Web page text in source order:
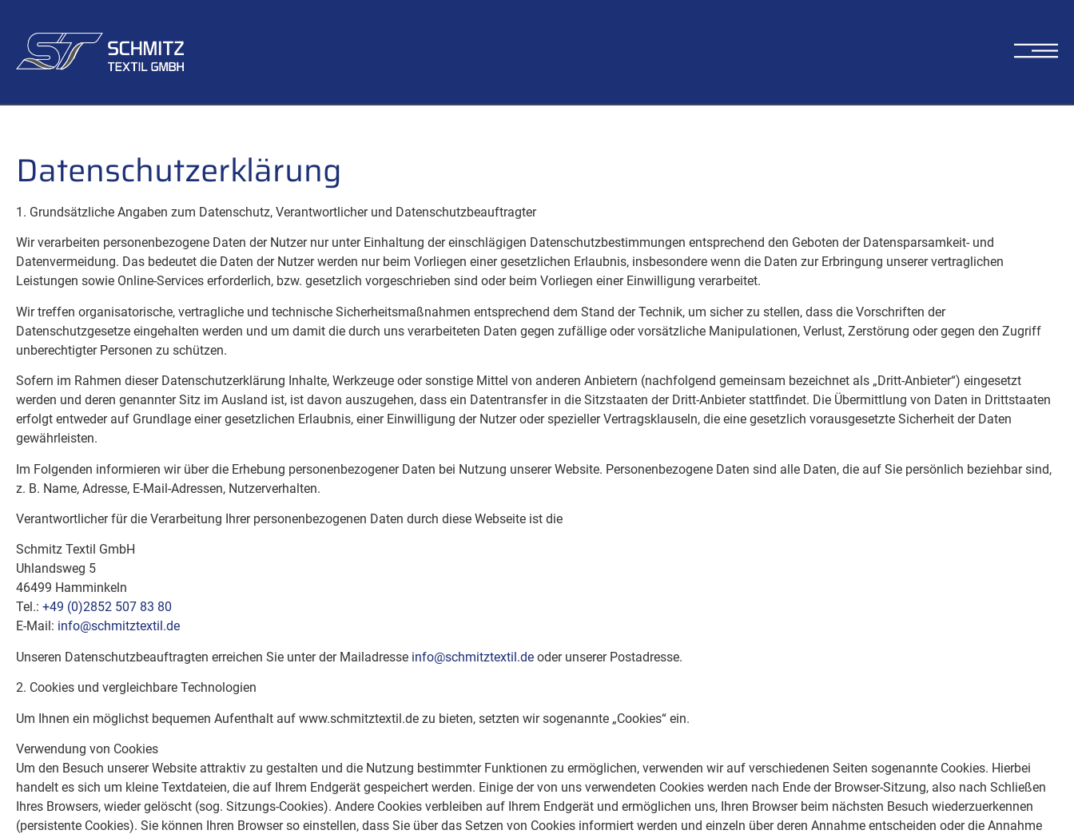
Datenschutz­erklärung
1. Grundsätzliche Angaben zum Datenschutz, Verantwortlicher und Datenschutzbeauftragter
Wir verarbeiten personenbezogene Daten der Nutzer nur unter Einhaltung der einschlägigen Datenschutzbestimmungen entsprechend den Geboten der Datensparsamkeit- und
Datenvermeidung. Das bedeutet die Daten der Nutzer werden nur beim Vorliegen einer gesetzlichen Erlaubnis, insbesondere wenn die Daten zur Erbringung unserer vertraglichen
Leistungen sowie Online-Services erforderlich, bzw. gesetzlich vorgeschrieben sind oder beim Vorliegen einer Einwilligung verarbeitet.
Wir treffen organisatorische, vertragliche und technische Sicherheitsmaßnahmen entsprechend dem Stand der Technik, um sicher zu stellen, dass die Vorschriften der
Datenschutzgesetze eingehalten werden und um damit die durch uns verarbeiteten Daten gegen zufällige oder vorsätzliche Manipulationen, Verlust, Zerstörung oder gegen den Zugriff
unberechtigter Personen zu schützen.
Sofern im Rahmen dieser Datenschutzerklärung Inhalte, Werkzeuge oder sonstige Mittel von anderen Anbietern (nachfolgend gemeinsam bezeichnet als „Dritt-Anbieter“) eingesetzt
werden und deren genannter Sitz im Ausland ist, ist davon auszugehen, dass ein Datentransfer in die Sitzstaaten der Dritt-Anbieter stattfindet. Die Übermittlung von Daten in Drittstaaten
erfolgt entweder auf Grundlage einer gesetzlichen Erlaubnis, einer Einwilligung der Nutzer oder spezieller Vertragsklauseln, die eine gesetzlich vorausgesetzte Sicherheit der Daten
gewährleisten.
Im Folgenden informieren wir über die Erhebung personenbezogener Daten bei Nutzung unserer Website. Personenbezogene Daten sind alle Daten, die auf Sie persönlich beziehbar sind,
z. B. Name, Adresse, E-Mail-Adressen, Nutzerverhalten.
Verantwortlicher für die Verarbeitung Ihrer personenbezogenen Daten durch diese Webseite ist die
Schmitz Textil GmbH
Uhlandsweg 5
46499 Hamminkeln
Tel.: +49 (0)2852 507 83 80
E-Mail: info@schmitztextil.de
Unseren Datenschutzbeauftragten erreichen Sie unter der Mailadresse info@schmitztextil.de oder unserer Postadresse.
2. Cookies und vergleichbare Technologien
Um Ihnen ein möglichst bequemen Aufenthalt auf www.schmitztextil.de zu bieten, setzten wir sogenannte „Cookies“ ein.
Verwendung von Cookies
Um den Besuch unserer Website attraktiv zu gestalten und die Nutzung bestimmter Funktionen zu ermöglichen, verwenden wir auf verschiedenen Seiten sogenannte Cookies. Hierbei
handelt es sich um kleine Textdateien, die auf Ihrem Endgerät gespeichert werden. Einige der von uns verwendeten Cookies werden nach Ende der Browser-Sitzung, also nach Schließen
Ihres Browsers, wieder gelöscht (sog. Sitzungs-Cookies). Andere Cookies verbleiben auf Ihrem Endgerät und ermöglichen uns, Ihren Browser beim nächsten Besuch wiederzuerkennen
(persistente Cookies). Sie können Ihren Browser so einstellen, dass Sie über das Setzen von Cookies informiert werden und einzeln über deren Annahme entscheiden oder die Annahme